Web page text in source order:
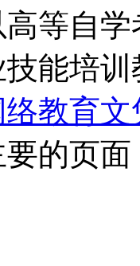
等自
能培
络教育
的页面